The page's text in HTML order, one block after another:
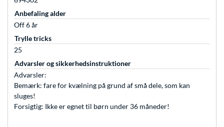
Anbefaling alder
Off 6 år
Trylle tricks
25
Advarsler og sikkerhedsinstruktioner
Advarsler:
Bemærk: fare for kvælning på grund af små dele, som kan
sluges!
Forsigtig: Ikke er egnet til børn under 36 måneder!